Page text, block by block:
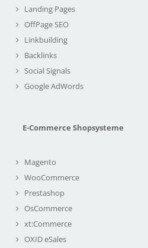
Landing Pages
OffPage SEO
Linkbuilding
Backlinks
Social Signals
Google AdWords
E-Commerce Shopsysteme
Magento
WooCommerce
Prestashop
OsCommerce
xt:Commerce
OXID eSales